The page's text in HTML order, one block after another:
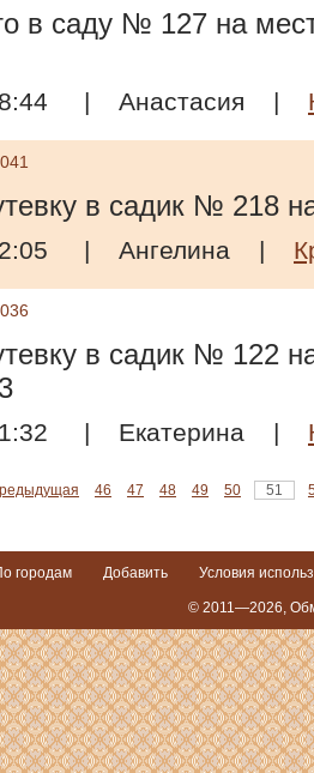
в саду № 127 на
| Анастасия |
в садик № 218
| Ангелина |
в садик № 122
| Екатерина |
46 47 48 49 50 51
городам Добавить Условия
© 2011—2026,